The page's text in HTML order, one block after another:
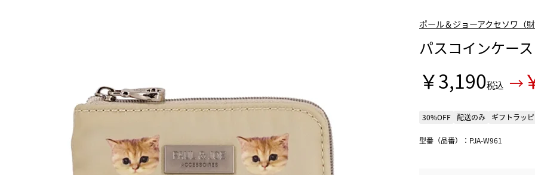
ポール＆ジョーアクセソワ（
パスコインケース
￥3,190税込
30%OFF 配送のみ ギフトラッ
型番（品番）：PJA-W961